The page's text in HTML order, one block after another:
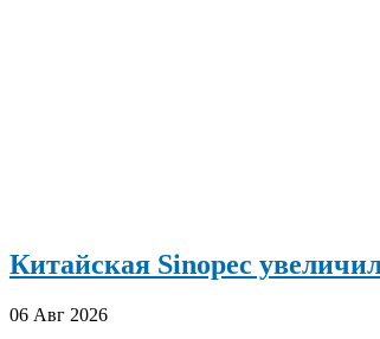
Китайская Sinopec
06 Авг 2026